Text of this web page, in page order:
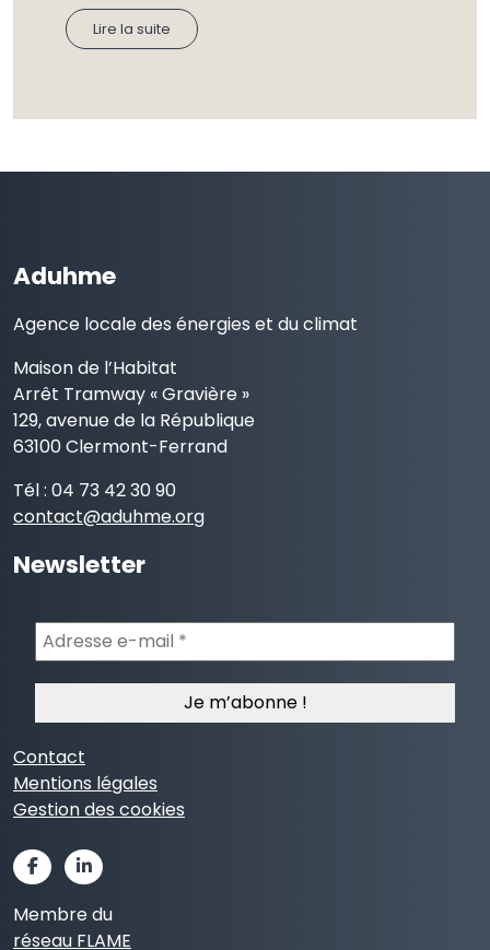
Lire la suite
Aduhme
Agence locale des énergies et du climat
Maison de l’Habitat
Arrêt Tramway « Gravière »
129, avenue de la République
63100 Clermont-Ferrand
Tél : 04 73 42 30 90
contact@aduhme.org
Newsletter
Adresse
e-
mail
Contact
Mentions légales
Gestion des cookies
Membre du
réseau FLAME